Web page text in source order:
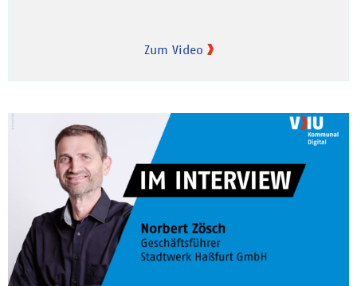
Zum Video